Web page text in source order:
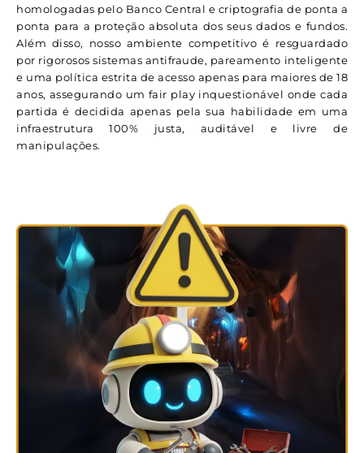
homologadas pelo Banco Central e criptografia de ponta a
ponta para a proteção absoluta dos seus dados e fundos.
Além disso, nosso ambiente competitivo é resguardado
por rigorosos sistemas antifraude, pareamento inteligente
e uma política estrita de acesso apenas para maiores de 18
anos, assegurando um fair play inquestionável onde cada
partida é decidida apenas pela sua habilidade em uma
infraestrutura 100% justa, auditável e livre de
manipulações.